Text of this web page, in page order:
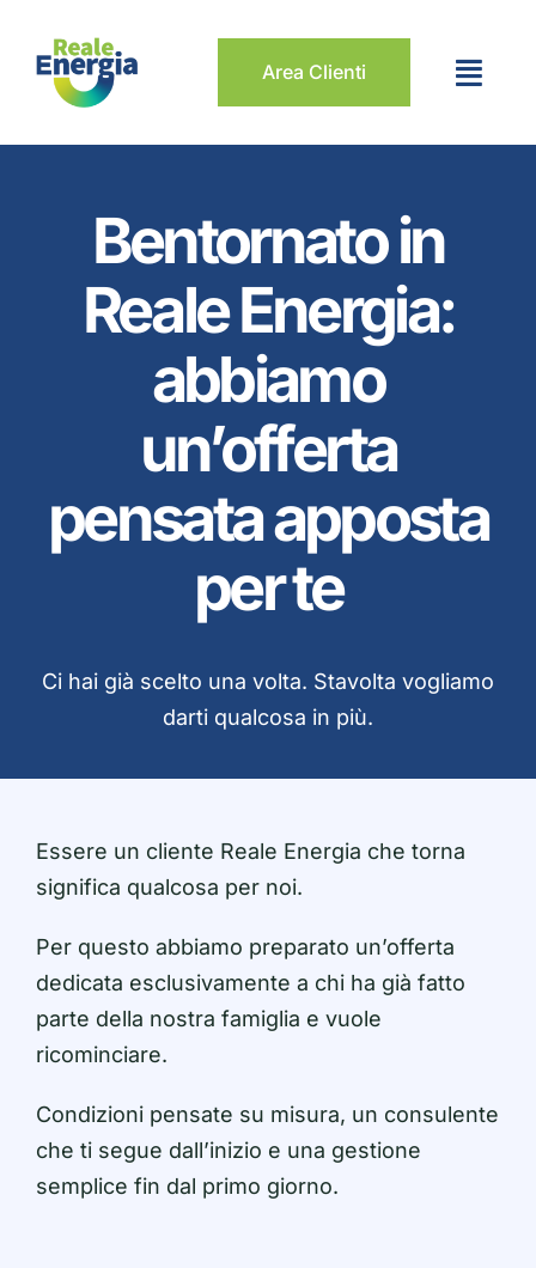
contenuto
Area Clienti
Bentornato in
Reale Energia:
abbiamo
un’offerta
pensata apposta
per te
Ci hai già scelto una volta. Stavolta vogliamo
darti qualcosa in più.
Essere un cliente Reale Energia che torna
significa qualcosa per noi.
Per questo abbiamo preparato un’offerta
dedicata esclusivamente a chi ha già fatto
parte della nostra famiglia e vuole
ricominciare.
Condizioni pensate su misura, un consulente
che ti segue dall’inizio e una gestione
semplice fin dal primo giorno.